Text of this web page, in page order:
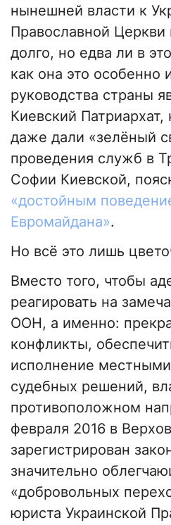
нынешней власти к
Православной
долго, но едва ли в
как она это особенно
руководства страны
Киевский
даже дали «зелёный
проведения служб в
Софии Киевской,
«достойным
Евромайдана».
Но всё это лишь
Вместо того, чтобы
реагировать на
ООН, а именно:
конфликты,
исполнение
судебных решений,
противоположном
февраля 2016 в
зарегистрирован
значительно
«добровольных
юриста Украинской